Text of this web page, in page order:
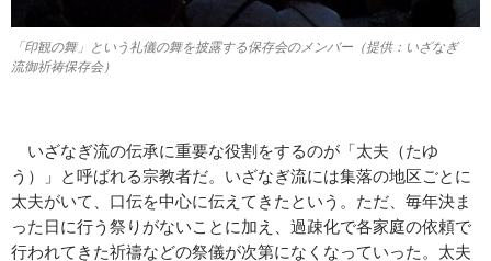
「印観の舞」という礼儀の舞を披露する保存会のメンバー（提供：いざなぎ
流御祈祷保存会）
いざなぎ流の伝承に重要な役割をするのが「太夫（たゆ
う）」と呼ばれる宗教者だ。いざなぎ流には集落の地区ごとに
太夫がいて、口伝を中心に伝えてきたという。ただ、毎年決ま
った日に行う祭りがないことに加え、過疎化で各家庭の依頼で
行われてきた祈禱などの祭儀が次第になくなっていった。太夫